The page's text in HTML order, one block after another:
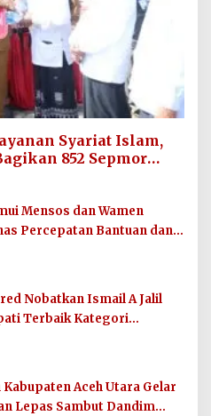
Syariat Islam,
852 Sepmor
Mensos dan Wamen
Percepatan Bantuan dan
Presiden
Nobatkan Ismail A Jalil
Terbaik Kategori
Informasi Publik
Aceh Utara Gelar
Lepas Sambut Dandim